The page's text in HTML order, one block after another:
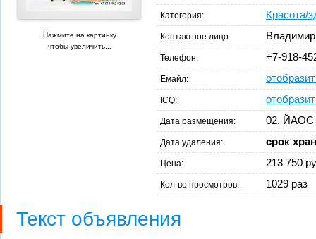
Нажмите на картинку
чтобы увеличить...
Категория: Красота/
Контактное лицо:
Телефон: +7-918-
Емайл:
ICQ:
Дата размещения: 02, ЙАОС
Дата удаления: срок
Цена: 213 750
Кол-во просмотров: 1029 раз
Текст объявления